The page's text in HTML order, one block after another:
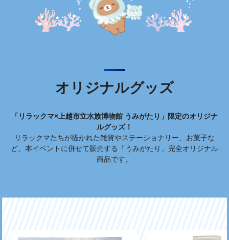
オリジナルグッズ
「リラックマ×上越市立水族博物館 うみがたり」限定のオリジナ
ルグッズ！
リラックマたちが描かれた雑貨やステーショナリー、お菓子な
ど、本イベントに併せて販売する「うみがたり」完全オリジナル
商品です。